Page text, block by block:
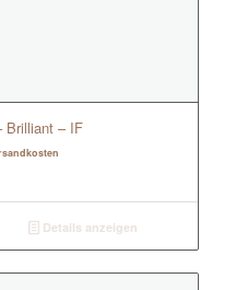
Brilliant – IF
Details anzeigen